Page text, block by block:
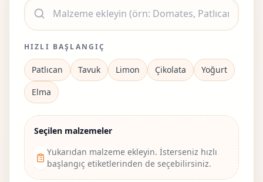
HIZLI BAŞLANGIÇ
Patlıcan Tavuk Limon Çikolata
Yoğurt
Elma
Seçilen malzemeler
Yukarıdan malzeme ekleyin. İsterseniz hızlı
başlangıç etiketlerinden de seçebilirsiniz.